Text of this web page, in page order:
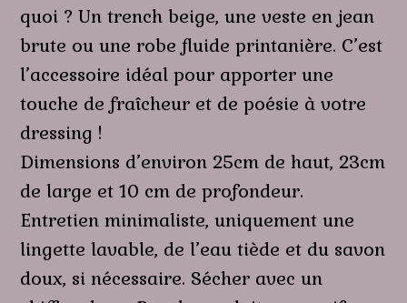
quoi ? Un trench beige, une veste en jean
brute ou une robe fluide printanière. C’est
l’accessoire idéal pour apporter une
touche de fraîcheur et de poésie à votre
dressing !
Dimensions d’environ 25cm de haut, 23cm
de large et 10 cm de profondeur.
Entretien minimaliste, uniquement une
lingette lavable, de l’eau tiède et du savon
doux, si nécessaire. Sécher avec un